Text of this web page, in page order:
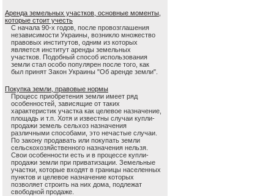
Аренда земельных участков, основные моменты,
которые стоит учесть
С начала 90-х годов, после провозглашения
независимости Украины, возникло множество
правовых институтов, одним из которых
является институт аренды земельных
участков. Подобный способ использования
земли стал особо популярен после того, как
был принят Закон Украины "Об аренде земли".
Покупка земли, правовые нормы
Процесс приобретения земли имеет ряд
особенностей, зависящие от таких
характеристик участка как целевое назначение,
площадь и т.п. Хотя и известны случаи купли-
продажи земель сельхоз назначения
различными способами, это нечастые случаи.
По закону продавать или покупать земли
сельскохозяйственного назначения нельзя.
Свои особенности есть и в процессе купли-
продажи земли при приватизации. Земельные
участки, которые входят в границы населенных
пунктов и целевое назначение которых
позволяет строить на них дома, подлежат
свободной продаже.